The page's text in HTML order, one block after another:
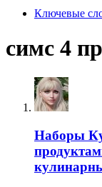
Ключевые
симс 4
Наборы